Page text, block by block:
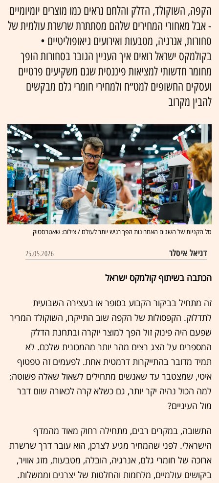
הקפה, השוקולד, הדלק והלחם נראים כמו מוצרים יומיומיים
- אבל מאחורי המחירים שלהם מסתתרת שרשרת עולמית של
סחורות, אנרגיה, מטבעות ואירועים גיאופוליטיים •
בקולמקס ישראל רואים איך העניין הגובר בסחורות הופך
מחומר חדשותי למציאות פיננסית שגם משקיעים פרטיים
ועסקים החשופים למט״ח ולמחירי חומרי גלם מבקשים
להבין מקרוב
סל הקניות של השנים האחרונות הפך רגיש יותר לעולם / צילום: שאטרסטוק
דניאל איסלר 25.05.2026
הכתבה בשיתוף קולמקס ישראל
זה מתחיל בביקור הקבוע בסופר או בעצירה השבועית
לתדלוק. הקפסולות של הקפה שוב התייקרו, השוקולד המריר
שפעם היה פינוק זול הפך למוצר יוקרה ובתחנת הדלק
המספרים על הצג רצים מהר יותר מהמכונית שלכם. לא
תמיד מדובר בהתייקרות דרמטית אחת. לפעמים זה טפטוף
איטי, שמצטבר עד שאנשים מתחילים לשאול שאלה פשוטה:
למה הכול נהיה יקר יותר, גם כשלא קרה לכאורה שום דבר
מול העיניים?
התשובה, במקרים רבים, מתחילה רחוק מאוד מהמדף
הישראלי. לפני שהמחיר מגיע לצרכן, הוא עובר דרך שרשרת
ארוכה של חומרי גלם, אנרגיה, הובלה, מטבעות, מזג אוויר,
ביקושים עולמיים, מלחמות והחלטות של יצרנים וממשלות.